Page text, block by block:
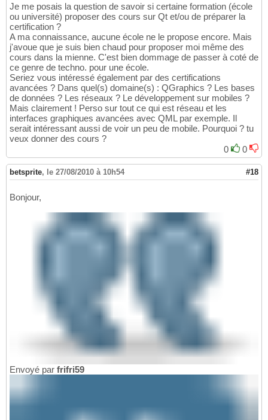
Je me posais la question de savoir si certaine formation (école
ou université) proposer des cours sur Qt et/ou de préparer la
certification ?
A ma connaissance, aucune école ne le propose encore. Mais
j'avoue que je suis bien chaud pour proposer moi même des
cours dans la mienne. C'est bien dommage de passer à coté de
ce genre de techno. pour une école.
Seriez vous intéressé également par des certifications
avancées ? Dans quel(s) domaine(s) : QGraphics ? Les bases
de données ? Les réseaux ? Le développement sur mobiles ?
Mais clairement ! Perso sur tout ce qui est réseau et les
interfaces graphiques avancées avec QML par exemple. Il
serait intéressant aussi de voir un peu de mobile. Pourquoi ? tu
veux donner des cours ?
0
0
betsprite, le 27/08/2010 à 10h54 #18
Bonjour,
Envoyé par frifri59